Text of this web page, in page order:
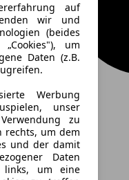
auf
wir und
(beides
um
Daten (z.B.
Werbung
unser
zu
rechts, um dem
und der damit
Daten
links, um eine